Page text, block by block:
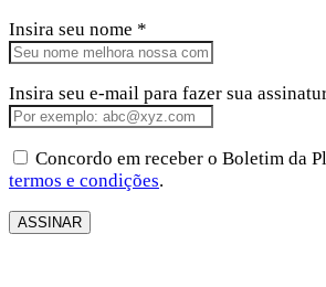
Insira seu nome *
Insira seu e-mail para fazer sua
Concordo em receber o Boletim da
termos e condições.